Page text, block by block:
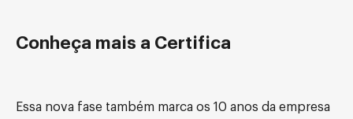
Conheça mais a Certifica
Essa nova fase também marca os 10 anos da empresa